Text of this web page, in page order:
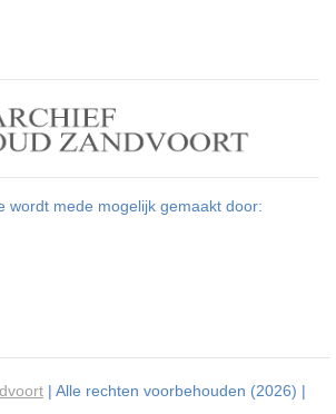
wordt mede mogelijk gemaakt door:
| Alle rechten voorbehouden (2026) |